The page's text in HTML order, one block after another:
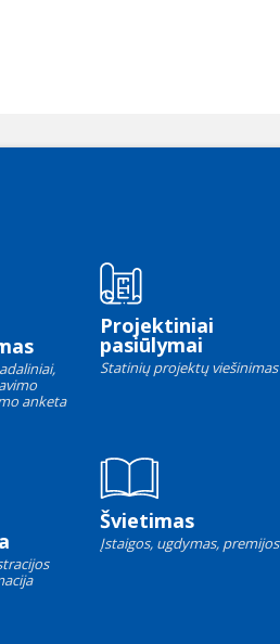
anketa
Projektiniai
pasiūlymai
Statinių projektų viešinimas
Švietimas
Įstaigos, ugdymas, premijos